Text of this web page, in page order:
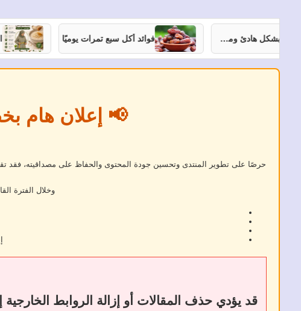
فوائد أكل سبع تمرات يوميًا 7 نصائح تساعدك على النوم بشكل هادئ ومستمر
📢 إعلان هام
حرصًا على تطوير المنتدى وتحسين جودة المحتوى والحفاظ على مصداقيته، فقد
وخلال الفترة